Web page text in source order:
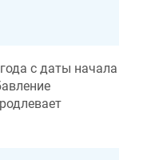
с даты начала